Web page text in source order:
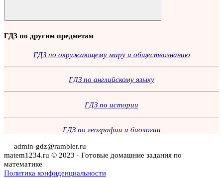
Поиск
ГДЗ по другим предметам
ГДЗ по окружающему миру и обществознанию
ГДЗ по английскому языку
ГДЗ по истории
ГДЗ по географии и биологии
admin-gdz@rambler.ru
matem1234.ru © 2023 - Готовые домашние задания по
математике
Политика конфиденциальности